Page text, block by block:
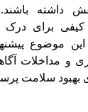
داشته باشند.
برای درک
این موضوع
و مداخلات
سلامت